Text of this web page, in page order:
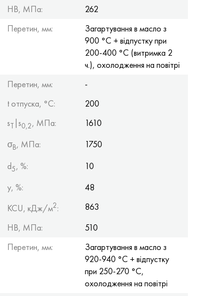
HB, МПа:
262
Перетин, мм:
Загартування в масло з
900 °С + відпустку при
200-400 °С (витримка 2
ч.), охолодження на повітрі
Перетин, мм:
-
t отпуска, °C:
200
sТ |s0,2, МПа:
1610
σB, МПа:
1750
d5, %:
10
y, %:
48
KCU, кДж/м2:
863
HB, МПа:
510
Перетин, мм:
Загартування в масло з
920-940 °С + відпустку
при 250-270 °С,
охолодження на повітрі
Хастеллой C-276
Хастеллой C2000
Хастеллой x
Удимет 500
Удимет 720
40ХФА, 1.7223, aisi 4142
45Х, 45h, 1.7035
45ХН2МФА, k2425, 45hnmf
А40Г, 44smn28, 1.0762, 46s20